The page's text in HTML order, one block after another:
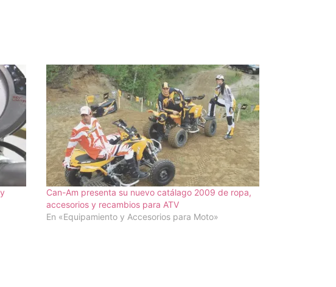
Can-Am presenta su nuevo catálago 2009 de ropa,
accesorios y recambios para ATV
En «Equipamiento y Accesorios para Moto»